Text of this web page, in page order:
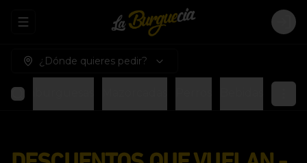
Abrir menu de navegación
¿Dónde quieres pedir?
Hamburguesas